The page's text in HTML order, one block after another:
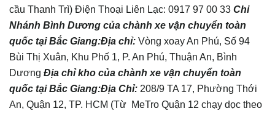
cầu Thanh Trì) Điện Thoại Liên Lạc: 0917 97 00 33 Chi
Nhánh Bình Dương của chành xe vận chuyển toàn
quốc tạiBắc Giang:Địa chỉ: Vòng xoay An Phú, Số 94
Bùi Thị Xuân, Khu Phố 1, P. An Phú, Thuận An, Bình
Dương Địa chỉ kho của chành xe vận chuyển toàn
quốc tạiBắc Giang:Địa Chỉ: 208/9 TA 17, Phường Thới
An, Quận 12, TP. HCM (Từ MeTro Quận 12 chạy dọc theo